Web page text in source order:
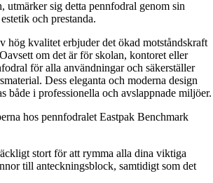
utmärker sig detta pennfodral genom sin
och prestanda.
hög kvalitet erbjuder det ökad motståndskraft
om det är för skolan, kontoret eller
för alla användningar och säkerställer
Dess eleganta och moderna design
både i professionella och avslappnade miljöer.
hos pennfodralet Eastpak Benchmark
stort för att rymma alla dina viktiga
till anteckningsblock, samtidigt som det